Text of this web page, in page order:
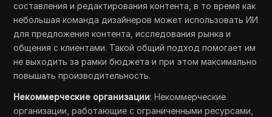
составления и редактирования контента, в то время как
небольшая команда дизайнеров может использовать ИИ
для предложения контента, исследования рынка и
общения с клиентами. Такой общий подход помогает им
не выходить за рамки бюджета и при этом максимально
повышать производительность.
Некоммерческие организации: Некоммерческие
организации, работающие с ограниченными ресурсами,